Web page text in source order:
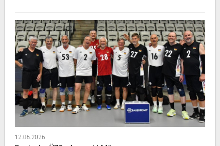
12.06.2026